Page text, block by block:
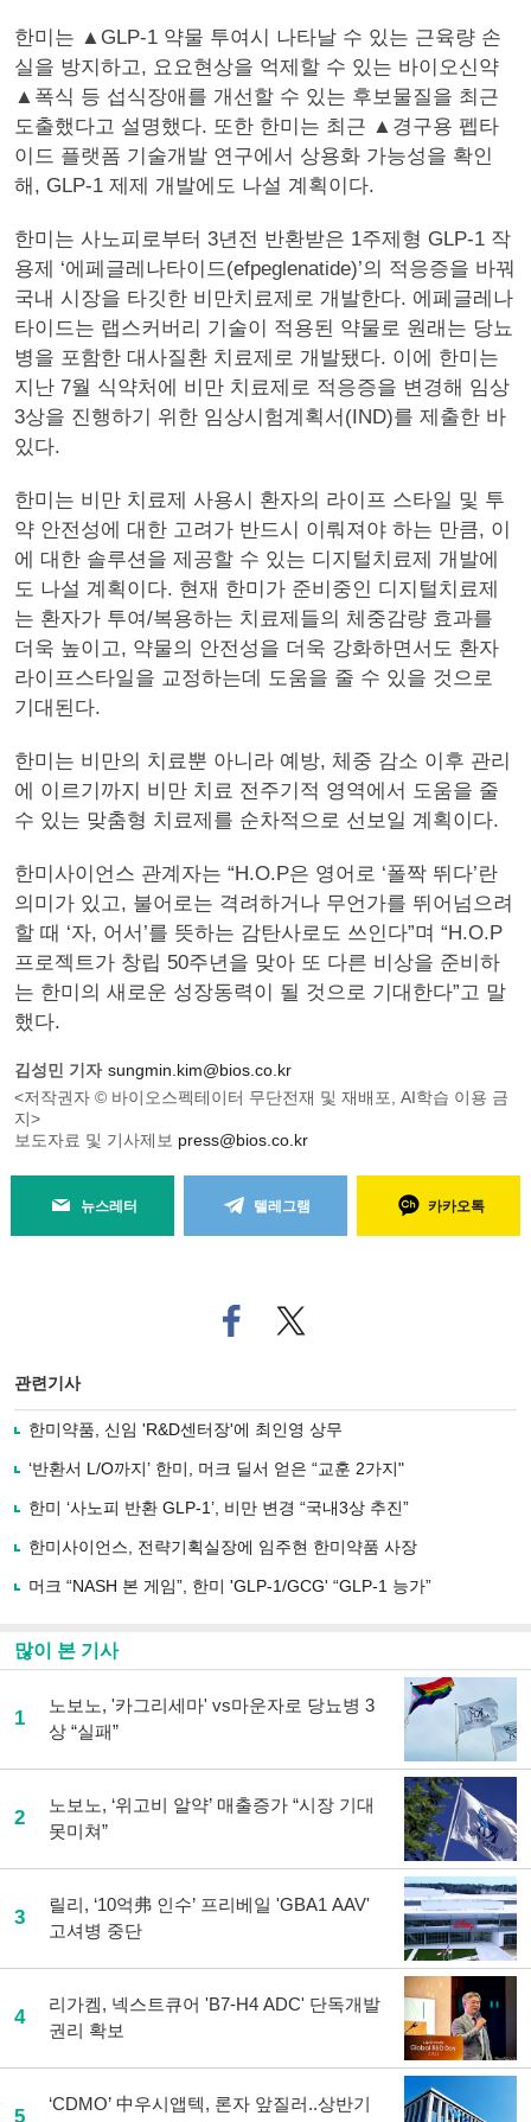
한미는 ▲GLP-1 약물 투여시 나타날 수 있는 근육량 손
실을 방지하고, 요요현상을 억제할 수 있는 바이오신약
▲폭식 등 섭식장애를 개선할 수 있는 후보물질을 최근
도출했다고 설명했다. 또한 한미는 최근 ▲경구용 펩타
이드 플랫폼 기술개발 연구에서 상용화 가능성을 확인
해, GLP-1 제제 개발에도 나설 계획이다.
한미는 사노피로부터 3년전 반환받은 1주제형 GLP-1 작
용제 ‘에페글레나타이드(efpeglenatide)’의 적응증을 바꿔
국내 시장을 타깃한 비만치료제로 개발한다. 에페글레나
타이드는 랩스커버리 기술이 적용된 약물로 원래는 당뇨
병을 포함한 대사질환 치료제로 개발됐다. 이에 한미는
지난 7월 식약처에 비만 치료제로 적응증을 변경해 임상
3상을 진행하기 위한 임상시험계획서(IND)를 제출한 바
있다.
한미는 비만 치료제 사용시 환자의 라이프 스타일 및 투
약 안전성에 대한 고려가 반드시 이뤄져야 하는 만큼, 이
에 대한 솔루션을 제공할 수 있는 디지털치료제 개발에
도 나설 계획이다. 현재 한미가 준비중인 디지털치료제
는 환자가 투여/복용하는 치료제들의 체중감량 효과를
더욱 높이고, 약물의 안전성을 더욱 강화하면서도 환자
라이프스타일을 교정하는데 도움을 줄 수 있을 것으로
기대된다.
한미는 비만의 치료뿐 아니라 예방, 체중 감소 이후 관리
에 이르기까지 비만 치료 전주기적 영역에서 도움을 줄
수 있는 맞춤형 치료제를 순차적으로 선보일 계획이다.
한미사이언스 관계자는 “H.O.P은 영어로 ‘폴짝 뛰다’란
의미가 있고, 불어로는 격려하거나 무언가를 뛰어넘으려
할 때 ‘자, 어서’를 뜻하는 감탄사로도 쓰인다”며 “H.O.P
프로젝트가 창립 50주년을 맞아 또 다른 비상을 준비하
는 한미의 새로운 성장동력이 될 것으로 기대한다”고 말
했다.
김성민 기자 sungmin.kim@bios.co.kr
<저작권자 © 바이오스펙테이터 무단전재 및 재배포, AI학습 이용 금
지>
보도자료 및 기사제보 press@bios.co.kr
뉴스레터 텔레그램 카카오톡
페
이
로
기
사
유
기
트위
터로
관련기사
한미약품, 신임 'R&D센터장'에 최인영 상무
‘반환서 L/O까지’ 한미, 머크 딜서 얻은 “교훈 2가지"
한미 ‘사노피 반환 GLP-1’, 비만 변경 “국내3상 추진”
한미사이언스, 전략기획실장에 임주현 한미약품 사장
머크 “NASH 본 게임”, 한미 'GLP-1/GCG' “GLP-1 능가”
많이 본 기사
1
노보노, '카그리세마' vs마운자로 당뇨병 3
상 “실패”
2
노보노, ‘위고비 알약’ 매출증가 “시장 기대
못미쳐”
3
릴리, ‘10억弗 인수’ 프리베일 'GBA1 AAV'
고셔병 중단
4
리가켐, 넥스트큐어 'B7-H4 ADC' 단독개발
권리 확보
5
‘CDMO’ 中우시앱텍, 론자 앞질러..상반기